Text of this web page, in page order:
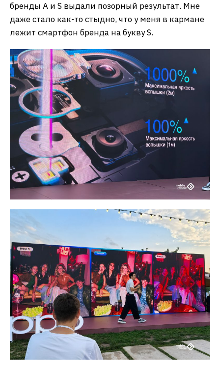
бренды A и S выдали позорный результат. Мне
даже стало как-то стыдно, что у меня в кармане
лежит смартфон бренда на букву S.